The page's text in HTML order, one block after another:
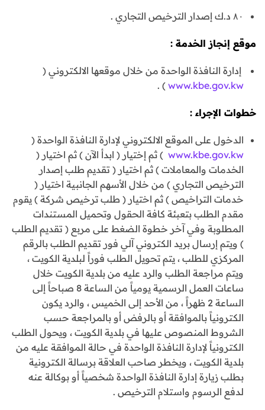
۸۰ د.ك إصدار الترخيص التجاري .
موقع إنجاز الخدمة :
إدارة النافذة الواحدة من خلال موقعها الالكتروني (
www.kbe.gov.kw
) .
خطوات الإجراء :
الدخول على الموقع الالكتروني لإدارة النافذة الواحدة (
www.kbe.gov.kw) ثم إختيار ( ابدأ الآن ) ثم اختيار (
الخدمات والمعاملات ) ثم اختيار ( تقديم طلب إصدار
الترخيص التجاري ) من خلال الأسهم الجانبية اختيار (
خدمات التراخيص ) ثم اختيار ( طلب ترخيص شركة ) يقوم
مقدم الطلب بتعبئة كافة الحقول وتحميل المستندات
المطلوبة وفي آخر خطوة الضغط على مربع ( تقديم الطلب
) ويتم إرسال بريد الكتروني آلي فور تقديم الطلب بالرقم
المركزي للطلب ، يتم تحويل الطلب فوراً لبلدية الكويت ،
ويتم مراجعة الطلب والرد عليه من بلدية الكويت خلال
ساعات العمل الرسمية يومياً من الساعة 8 صباحاً إلى
الساعة 2 ظهراً ، من الأحد إلى الخميس ، والرد يكون
الكترونياً بالموافقة أو بالرفض أو بالمراجعة حسب
الشروط المنصوص عليها في بلدية الكويت ، ويحول الطلب
الكترونياً لإدارة النافذة الواحدة في حالة الموافقة عليه من
بلدية الكويت ، ويخطر صاحب العلاقة برسالة الكترونية
بطلب زيارة إدارة النافذة الواحدة شخصياً أو بوكالة عنه
لدفع الرسوم واستلام الترخيص .